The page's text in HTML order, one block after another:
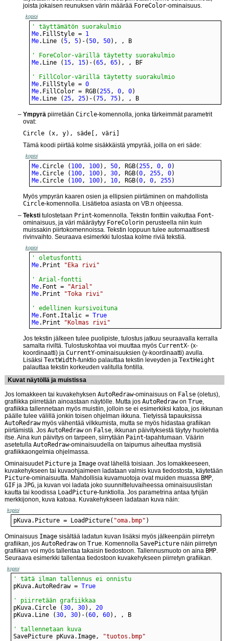
joista jokaisen reunuksen värin määrää ForeColor-ominaisuus.
kopioi
' täyttämätön suorakulmio
Me.FillStyle = 1
Me.Line (5, 5)-(50, 50), , B
' ForeColor-värillä täytetty suorakulmio
Me.Line ( 15, 15)-(65, 65), , BF
' FillColor-värillä täytetty suorakulmio
Me.FillStyle = 0
Me.FillColor = RGB(255, 0, 0
Me.Line (25, 25)-(75, 75), , B
Ympyrä piirretään Circle-komennolla, jonka tärkeimmät parametrit
ovat:
Circle (x, y), säde[, väri]
Tämä koodi piirtää kolme sisäkkäistä ympyrää, joilla on eri säde:
kopioi
Me.Circle ( 100, 100), 50, RGB(255, 0, 0
Me.Circle ( 100, 100), 30, RGB(0, 255, 0
Me.Circle ( 100, 100), 10, RGB(0, 0, 255)
Myös ympyrän kaaren osien ja ellipsien piirtäminen on mahdollista
Circle-komennolla. Lisätietoa asiasta on VB:n ohjeessa.
Teksti tulostetaan Print-komennolla. Tekstin fonttiin vaikuttaa Font-
ominaisuus, ja väri määräytyy ForeColorin perusteella niin kuin
muissakin piirtokomennoissa. Tekstin loppuun tulee automaattisesti
rivinvaihto. Seuraava esimerkki tulostaa kolme riviä tekstiä.
kopioi
' oletusfontti
Me.Print
"Eka rivi"
' Arial-fontti
Me.Font =
"Arial"
Me.Print
"Toka rivi"
' edellinen kursivoituna
Me.Font.Italic = True
Me.Print "Kolmas rivi"
Jos tekstin jälkeen tulee puolipiste, tulostus jatkuu seuraavalla kerralla
samalta riviltä. Tulostuskohtaa voi muuttaa myös CurrentX- (x-
koordinaatti) ja CurrentY-ominaisuuksien (y-koordinaatti) avulla.
Lisäksi TextWidth-funktio palauttaa tekstin leveyden ja TextHeight
palauttaa tekstin korkeuden valitulla fontilla.
Kuvat näytöllä ja muistissa
Jos lomakkeen tai kuvakehyksen AutoRedraw-ominaisuus on False (oletus),
grafiikka piirretään ainoastaan näytölle. Mutta jos AutoRedrawon True,
grafiikka tallennetaan myös muistiin, jolloin se ei esimerkiksi katoa, jos ikkunan
päälle tulee välillä jonkin toisen ohjelman ikkuna. Tietyissä tapauksissa
AutoRedrawmyös vähentää vilkkumista, mutta se myös hidastaa grafiikan
piirtämistä. Jos AutoRedrawon False, ikkunan päivityksestä täytyy huolehtia
itse. Aina kun päivitys on tarpeen, siirrytään Paint-tapahtumaan. Väärin
asetetulla AutoRedraw-ominaisuudella on taipumus aiheuttaa mystisiä
grafiikkaongelmia ohjelmassa.
Ominaisuudet Picture ja Image ovat lähellä toisiaan. Jos lomakkeeseen,
kuvakehykseen tai kuvaohjaimeen ladataan valmis kuva tiedostosta, käytetään
Picture-ominaisuutta. Mahdollisia kuvamuotoja ovat muiden muassa BMP,
GIF ja JPG, ja kuvan voi ladata joko suunnitteluvaiheessa ominaisuuslistan
kautta tai koodissa LoadPicture-funktiolla. Jos parametrina antaa tyhjän
merkkijonon, kuva katoaa. Kuvakehykseen ladataan kuva näin:
kopioi
pKuva.Picture = LoadPicture( "oma.bmp" )
Ominaisuus Image sisältää ladatun kuvan lisäksi myös jälkeenpäin piirretyn
grafiikan, jos AutoRedrawon True. Komennolla SavePicture näin piirretyn
grafiikan voi myös tallentaa takaisin tiedostoon. Tallennusmuoto on aina BMP.
Seuraava esimerkki tallentaa tiedostoon kuvakehykseen piirretyn grafiikan.
kopioi
' tätä ilman tallennus ei onnistu
pKuva.AutoRedraw = True
' piirretään grafiikkaa
pKuva.Circle (30, 30), 20
pKuva.Line (30, 30)-(60, 60), , B
' tallennetaan kuva
SavePicture pKuva.Image,
"tuotos.bmp"